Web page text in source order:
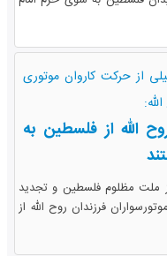
از حرکت کاروان موتوری
الله از فلسطین به
ملت مظلوم فلسطین و تجدید
فرزندان روح الله از